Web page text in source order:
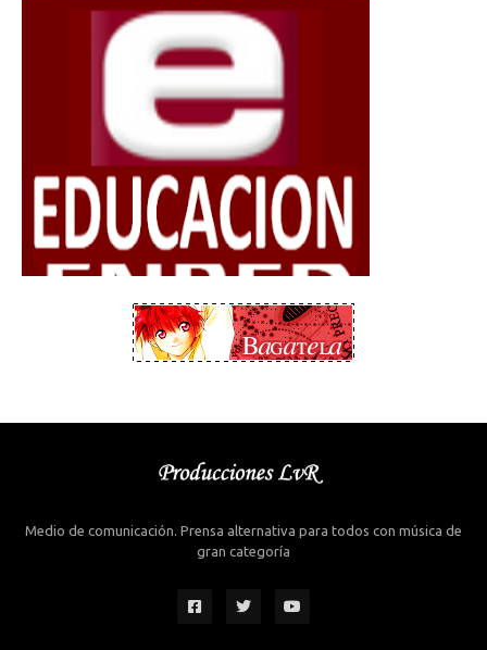
Medio de comunicación. Prensa alternativa para todos con música de
gran categoría